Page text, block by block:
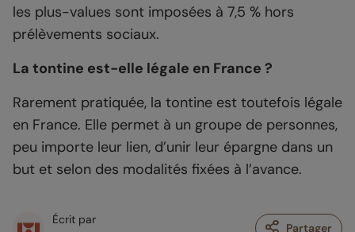
les plus-values sont imposées à 7,5 % hors
prélèvements sociaux.
La tontine est-elle légale en France ?
Rarement pratiquée, la tontine est toutefois légale
en France. Elle permet à un groupe de personnes,
peu importe leur lien, d’unir leur épargne dans un
but et selon des modalités fixées à l’avance.
Écrit par
Partager